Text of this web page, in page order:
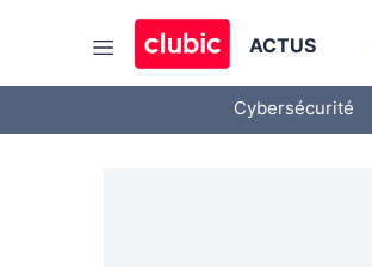
ACTUS
Cybersécurité